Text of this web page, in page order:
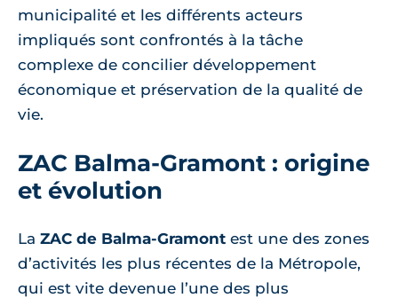
municipalité et les différents acteurs
impliqués sont confrontés à la tâche
complexe de concilier développement
économique et préservation de la qualité de
vie.
ZAC Balma-Gramont : origine
et évolution
La ZAC de Balma-Gramont est une des zones
d’activités les plus récentes de la Métropole,
qui est vite devenue l’une des plus